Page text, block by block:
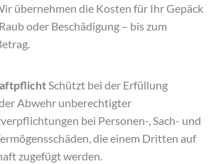
übernehmen die Kosten für Ihr Gepäck
oder Beschädigung – bis zum
Schützt bei der Erfüllung
Abwehr unberechtigter
bei Personen-, Sach- und
die einem Dritten auf
zugefügt werden.